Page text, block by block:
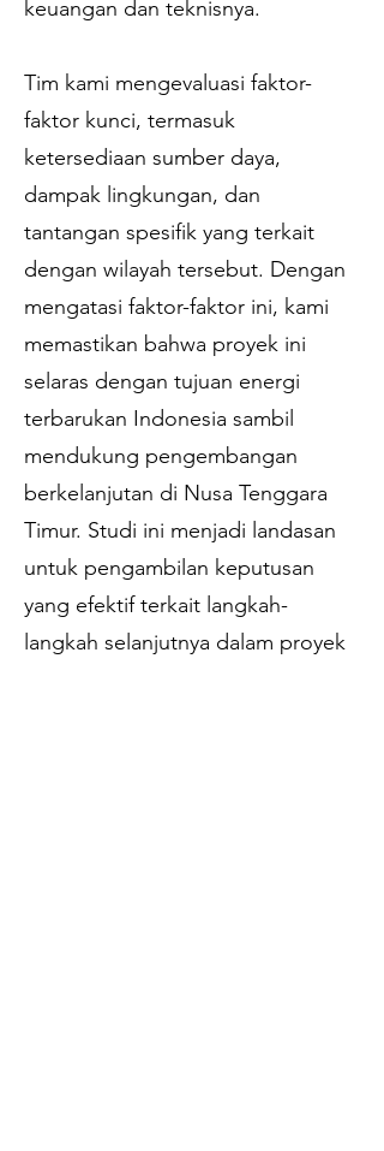
keuangan dan teknisnya.
Tim kami mengevaluasi faktor-
faktor kunci, termasuk
ketersediaan sumber daya,
dampak lingkungan, dan
tantangan spesifik yang terkait
dengan wilayah tersebut. Dengan
mengatasi faktor-faktor ini, kami
memastikan bahwa proyek ini
selaras dengan tujuan energi
terbarukan Indonesia sambil
mendukung pengembangan
berkelanjutan di Nusa Tenggara
Timur. Studi ini menjadi landasan
untuk pengambilan keputusan
yang efektif terkait langkah-
langkah selanjutnya dalam proyek